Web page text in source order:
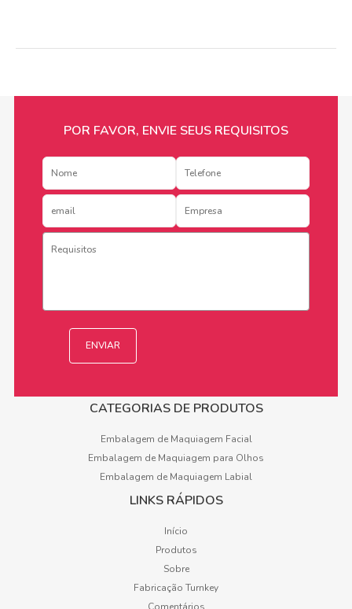
POR FAVOR, ENVIE SEUS REQUISITOS
CATEGORIAS DE PRODUTOS
Embalagem de Maquiagem Facial
Embalagem de Maquiagem para Olhos
Embalagem de Maquiagem Labial
LINKS RÁPIDOS
Início
Produtos
Sobre
Fabricação Turnkey
Comentários